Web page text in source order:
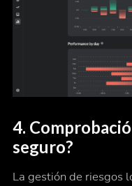
4.
seguro?
La gestión de riesgos